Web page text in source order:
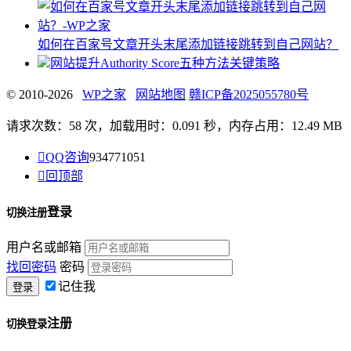
如何在百家号文章开头末尾添加链接跳转到自己网站？
网站提升Authority Score五种方法关键策略
© 2010-2026 WP之家 网站地图 赣ICP备2025055780号
请求次数：58 次，加载用时：0.091 秒，内存占用：12.49 MB
QQ咨询934771051
 回顶部
切换注册登录
用户名或邮箱
找回密码 密码
记住我
切换登录注册